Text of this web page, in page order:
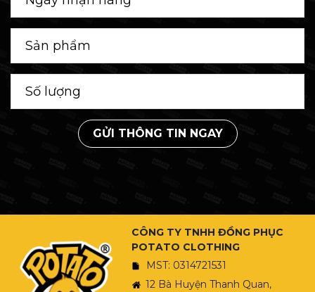
GỬI THÔNG TIN NGAY
CÔNG TY TNHH ĐỒNG PHỤC
POTATO CLOTHING
MST: 0314721531
12 Bà Huyện Thanh Quan,